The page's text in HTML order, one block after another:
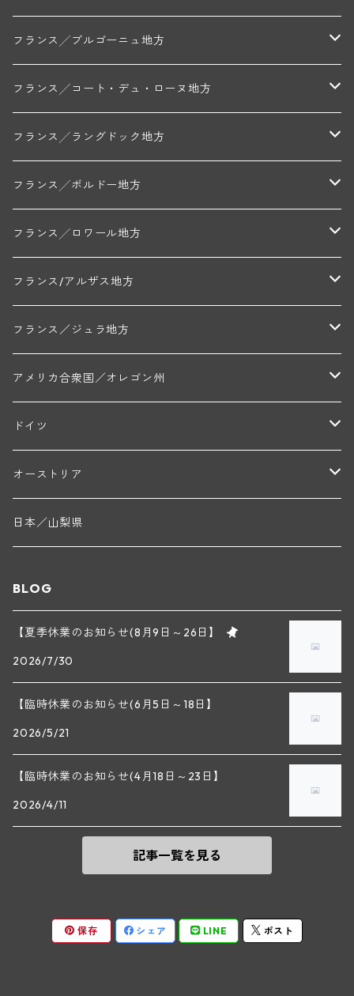
モンターニュ・ド・ランス
トリシェ・ディディエ
コート・デ・ブラン
ミッシェル・ジュネ
フランス╱ブルゴーニュ地方
シャブリ地区
プティ・ポンティニィ(シャブリ)
アラン・マティアス(トネロワ)
コート・ド・ニュイ地区
クロード・デュガ(ジュヴレ・シャンベルタン)
セラファン・ペール・エ・フィス(ジュヴレ・シャンベルタン)
エマニュエル・ルジェ(フラジェ・エシェゾー)
ニコラ・ルジェ(フラジェ・エシェゾー)
メオ・カミュゼ・フレール・エ・スール(ヴォーヌ・ロマネ)
アンリ・グージュ(ニュイ・サン・ジョルジュ)
ルー・デュモン(ジュヴレ・シャンベルタン)
アンリ・ルブルソー(ジュヴレ・シャンベルタン)
コート・ド・ボーヌ地区
フランソワーズ・ジャニアール(ペルナン・ヴェルジュレス)
マルキ・ダンジェルヴィル(ヴォルネー)
ドニ・ペール・エ・フィス(ペルナン・ヴェルジュレス)
コント・ラフォン(ムルソー)
フランソワ・ミクルスキ(ムルソー)
バンジャマン・ルルー(ボーヌ)
ルフレーヴ(ピュリニー・モンラッシェ)
ドミニク・ラフォン(ムルソー)
ガニャール・ドラグランジュ(シャサーニュ・モンラッシェ)
コート・シャロネーズ地区
ロワイエ(コート・デュ・クーショワ)
A&Pド・ヴィレーヌ(ブーズロン)
マコネ地区
マンシア・ポンセ(シャントレ)
ボージョレ地区
フランク・ジュイヤール(ジュリエナ)
ギイ・ブルトン(モルゴン)
フランス╱コート・デュ・ローヌ地方
北部地区
ジャン・ルイ・シャーヴ(エルミタージュ)
ジャン・ルイ・シャーヴ・セレクション(エルミタージュ)
南部地区
ル・ヴュー・ドンジョン(シャトーヌフ・デュ・パプ)
シャトー・ライヤ(シャトーヌフ・デュ・パプ)
フランス╱ラングドック地方
コトー・デュ・ラングドック地区
ド・ロルチュ(ヴァルフローネ)
ヴァン・ド・ペイ・ド・レロー
ムーラン・ド・ガサック
フランス╱ボルドー地方
アントル・ドゥー・メール地区
シャトー・レストリーユ
メドック地区
シャトー・ル・タンプル
フランス╱ロワール地方
ペイ・ナンテ地区
デ・オー・ペミオン(ムスカデ)
サントル・ニヴェルネ地区
ディディエ・ダグノー(プイィ・フュメ)
レジス・ミネ(プイィ・フュメ)
トゥーレーヌ地区
ド・ラ・ノブレ(シノン)
フランス/アルザス地方
ロリー・ガスマン
フランス／ジュラ地方
アルボワ
ペリカン
アメリカ合衆国／オレゴン州
ウィラメット・ヴァレー
ニコラ・ジェイ
ドイツ
ラインガウ
ゲオルグ・ブロイヤー
フランケン
オーストリア
テルメンレギオン
マラート
シュタット・クレムス
ヒルシュ
シュロス・ゴベルスブルグ
ビルギット・アイヒンガー
ユルチッチ・ゾンホーフ
ヴァーグラム
二グル
レート
ミッテルブルゲンランド
ヴェーニンガー
ヴィーニンガー
ズュート・シュタイヤーマルク
日本／山梨県
BLOG
【夏季休業のお知らせ(8月9日～26日】
2026/7/30
【臨時休業のお知らせ(6月5日～18日】
2026/5/21
【臨時休業のお知らせ(4月18日～23日】
2026/4/11
記事一覧を見る
保存 シェア LINE ポスト